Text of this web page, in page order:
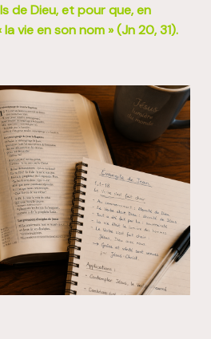
de Dieu, et pour que, en
vie en son nom » (Jn 20, 31).